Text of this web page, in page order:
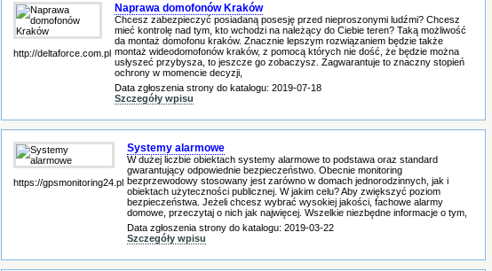
http://deltaforce.com.pl
Naprawa domofonów Kraków
Chcesz zabezpieczyć posiadaną posesję przed nieproszonymi ludźmi? Chcesz
mieć kontrolę nad tym, kto wchodzi na należący do Ciebie teren? Taką możliwość
da montaż domofonu kraków. Znacznie lepszym rozwiązaniem będzie także
montaż wideodomofonów kraków, z pomocą których nie dość, że będzie można
usłyszeć przybysza, to jeszcze go zobaczysz. Zagwarantuje to znaczny stopień
ochrony w momencie decyzji,
Data zgłoszenia strony do katalogu: 2019-07-18
Szczegóły wpisu
https://gpsmonitoring24.pl
Systemy alarmowe
W dużej liczbie obiektach systemy alarmowe to podstawa oraz standard
gwarantujący odpowiednie bezpieczeństwo. Obecnie monitoring
bezprzewodowy stosowany jest zarówno w domach jednorodzinnych, jak i
obiektach użyteczności publicznej. W jakim celu? Aby zwiększyć poziom
bezpieczeństwa. Jeżeli chcesz wybrać wysokiej jakości, fachowe alarmy
domowe, przeczytaj o nich jak najwięcej. Wszelkie niezbędne informacje o tym,
Data zgłoszenia strony do katalogu: 2019-03-22
Szczegóły wpisu